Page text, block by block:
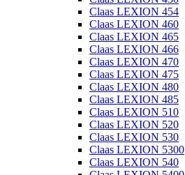
Claas LEXION 454
Claas LEXION 460
Claas LEXION 465
Claas LEXION 466
Claas LEXION 470
Claas LEXION 475
Claas LEXION 480
Claas LEXION 485
Claas LEXION 510
Claas LEXION 520
Claas LEXION 530
Claas LEXION 5300
Claas LEXION 540